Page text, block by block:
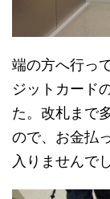
端の方へ行っ
ジットカード
た。改札まで
ので、お金払
入りませんで